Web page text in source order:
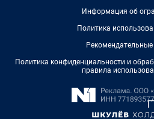
Информация об
Политика
Политика конфиденциальности и
правила